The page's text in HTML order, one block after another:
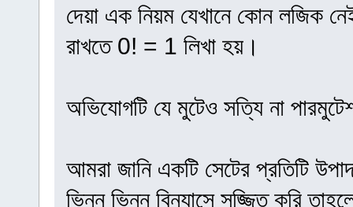
দেয়া এক নিয়ম যেখানে কোন লজিক
রাখতে 0! = 1 লিখা হয়।
অভিযোগটি যে মুটেও সত্যি না
আমরা জানি একটি সেটের প্রতিটি
ভিন্ন ভিন্ন বিন্যাসে সজ্জিত করি